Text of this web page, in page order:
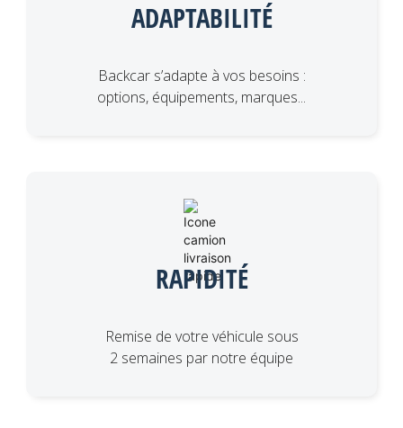
ADAPTABILITÉ
Backcar s’adapte à vos besoins :
options, équipements, marques...
RAPIDITÉ
Remise de votre véhicule sous
2 semaines par notre équipe